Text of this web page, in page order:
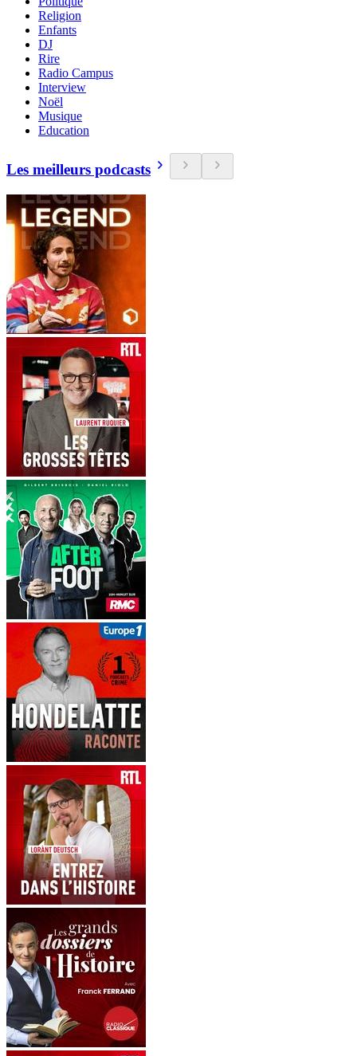
Religion
Enfants
DJ
Rire
Radio Campus
Interview
Noël
Musique
Education
Les meilleurs podcasts